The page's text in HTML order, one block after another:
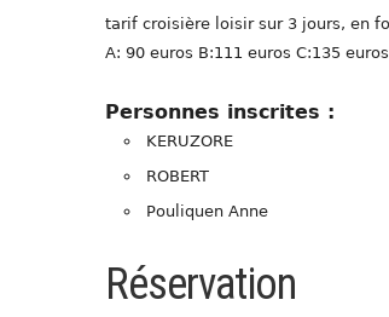
tarif croisière loisir sur 3 jours, en
A: 90 euros B:111 euros C:135
Personnes inscrites :
KERUZORE
ROBERT
Pouliquen Anne
Réservation